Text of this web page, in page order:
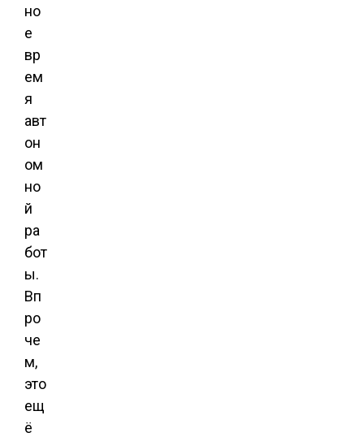
но
е
вр
ем
я
авт
он
ом
но
й
ра
бот
ы.
Вп
ро
че
м,
это
ещ
ё